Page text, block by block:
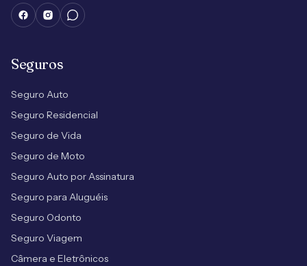
Seguros
Seguro Auto
Seguro Residencial
Seguro de Vida
Seguro de Moto
Seguro Auto por Assinatura
Seguro para Aluguéis
Seguro Odonto
Seguro Viagem
Câmera e Eletrônicos